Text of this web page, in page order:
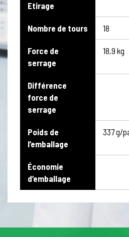
Etirage
Nombre de tours 18
Force de
serrage
18,9 kg
Différence
force de
serrage
Poids de
l’emballage
337 g/
Économie
d’emballage